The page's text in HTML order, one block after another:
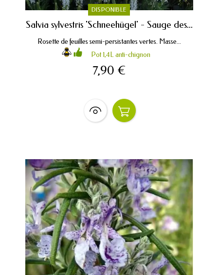
DISPONIBLE
Salvia sylvestris 'Schneehügel' - Sauge des...
Rosette de feuilles semi-persistantes vertes. Masse...
Pot 1,4L anti-chignon
7,90 €